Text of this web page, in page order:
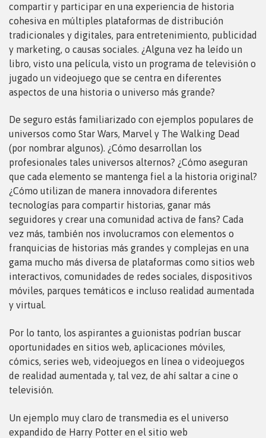
compartir y participar en una experiencia de historia
cohesiva en múltiples plataformas de distribución
tradicionales y digitales, para entretenimiento, publicidad
y marketing, o causas sociales. ¿Alguna vez ha leído un
libro, visto una película, visto un programa de televisión o
jugado un videojuego que se centra en diferentes
aspectos de una historia o universo más grande?
De seguro estás familiarizado con ejemplos populares de
universos como Star Wars, Marvel y The Walking Dead
(por nombrar algunos). ¿Cómo desarrollan los
profesionales tales universos alternos? ¿Cómo aseguran
que cada elemento se mantenga fiel a la historia original?
¿Cómo utilizan de manera innovadora diferentes
tecnologías para compartir historias, ganar más
seguidores y crear una comunidad activa de fans? Cada
vez más, también nos involucramos con elementos o
franquicias de historias más grandes y complejas en una
gama mucho más diversa de plataformas como sitios web
interactivos, comunidades de redes sociales, dispositivos
móviles, parques temáticos e incluso realidad aumentada
y virtual.
Por lo tanto, los aspirantes a guionistas podrían buscar
oportunidades en sitios web, aplicaciones móviles,
cómics, series web, videojuegos en línea o videojuegos
de realidad aumentada y, tal vez, de ahí saltar a cine o
televisión.
Un ejemplo muy claro de transmedia es el universo
expandido de Harry Potter en el sitio web